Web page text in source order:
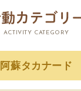
ACTIVITY CATEGORY
阿蘇タカナード